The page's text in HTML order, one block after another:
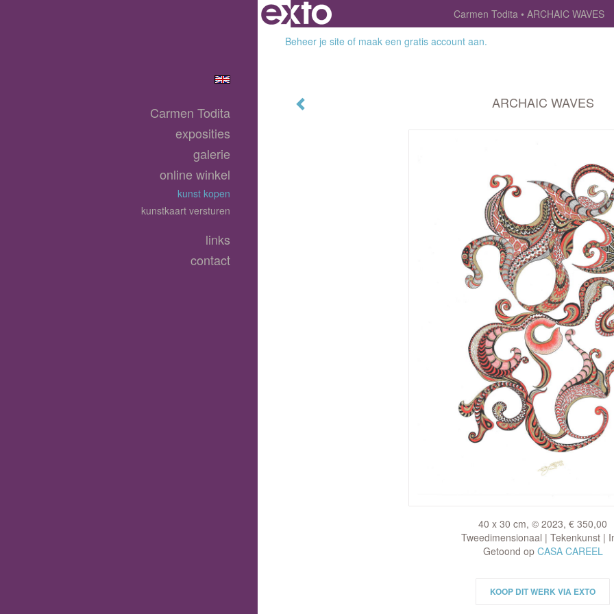
Carmen Todita
ARCHAIC WAVES
Beheer je site of maak een gratis account aan.
ARCHAIC WAVES
40 x 30 cm, © 2023, € 350,00
Tweedimensionaal | Tekenkunst |
Getoond op CASA CAREEL
KOOP DIT WERK VIA EXTO
Carmen Todita
exposities
galerie
online winkel
kunst kopen
kunstkaart versturen
links
contact